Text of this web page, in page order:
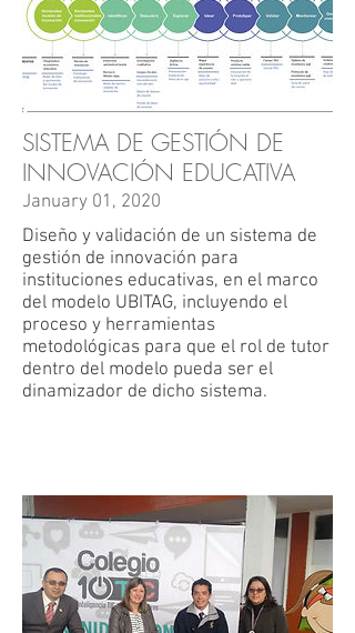
SISTEMA DE GESTIÓN DE
INNOVACIÓN EDUCATIVA
January 01, 2020
Diseño y validación de un sistema de
gestión de innovación para
instituciones educativas, en el marco
del modelo UBITAG, incluyendo el
proceso y herramientas
metodológicas para que el rol de tutor
dentro del modelo pueda ser el
dinamizador de dicho sistema.